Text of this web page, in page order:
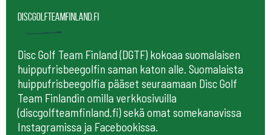
Discgolfteamfinland.fi
Disc Golf Team Finland (DGTF) kokoaa suomalaisen
huippufrisbeegolfin saman katon alle. Suomalaista
huippufrisbeegolfia pääset seuraamaan Disc Golf
Team Finlandin omilla verkkosivuilla
(discgolfteamfinland.fi) sekä omat somekanavissa
Instagramissa ja Facebookissa.